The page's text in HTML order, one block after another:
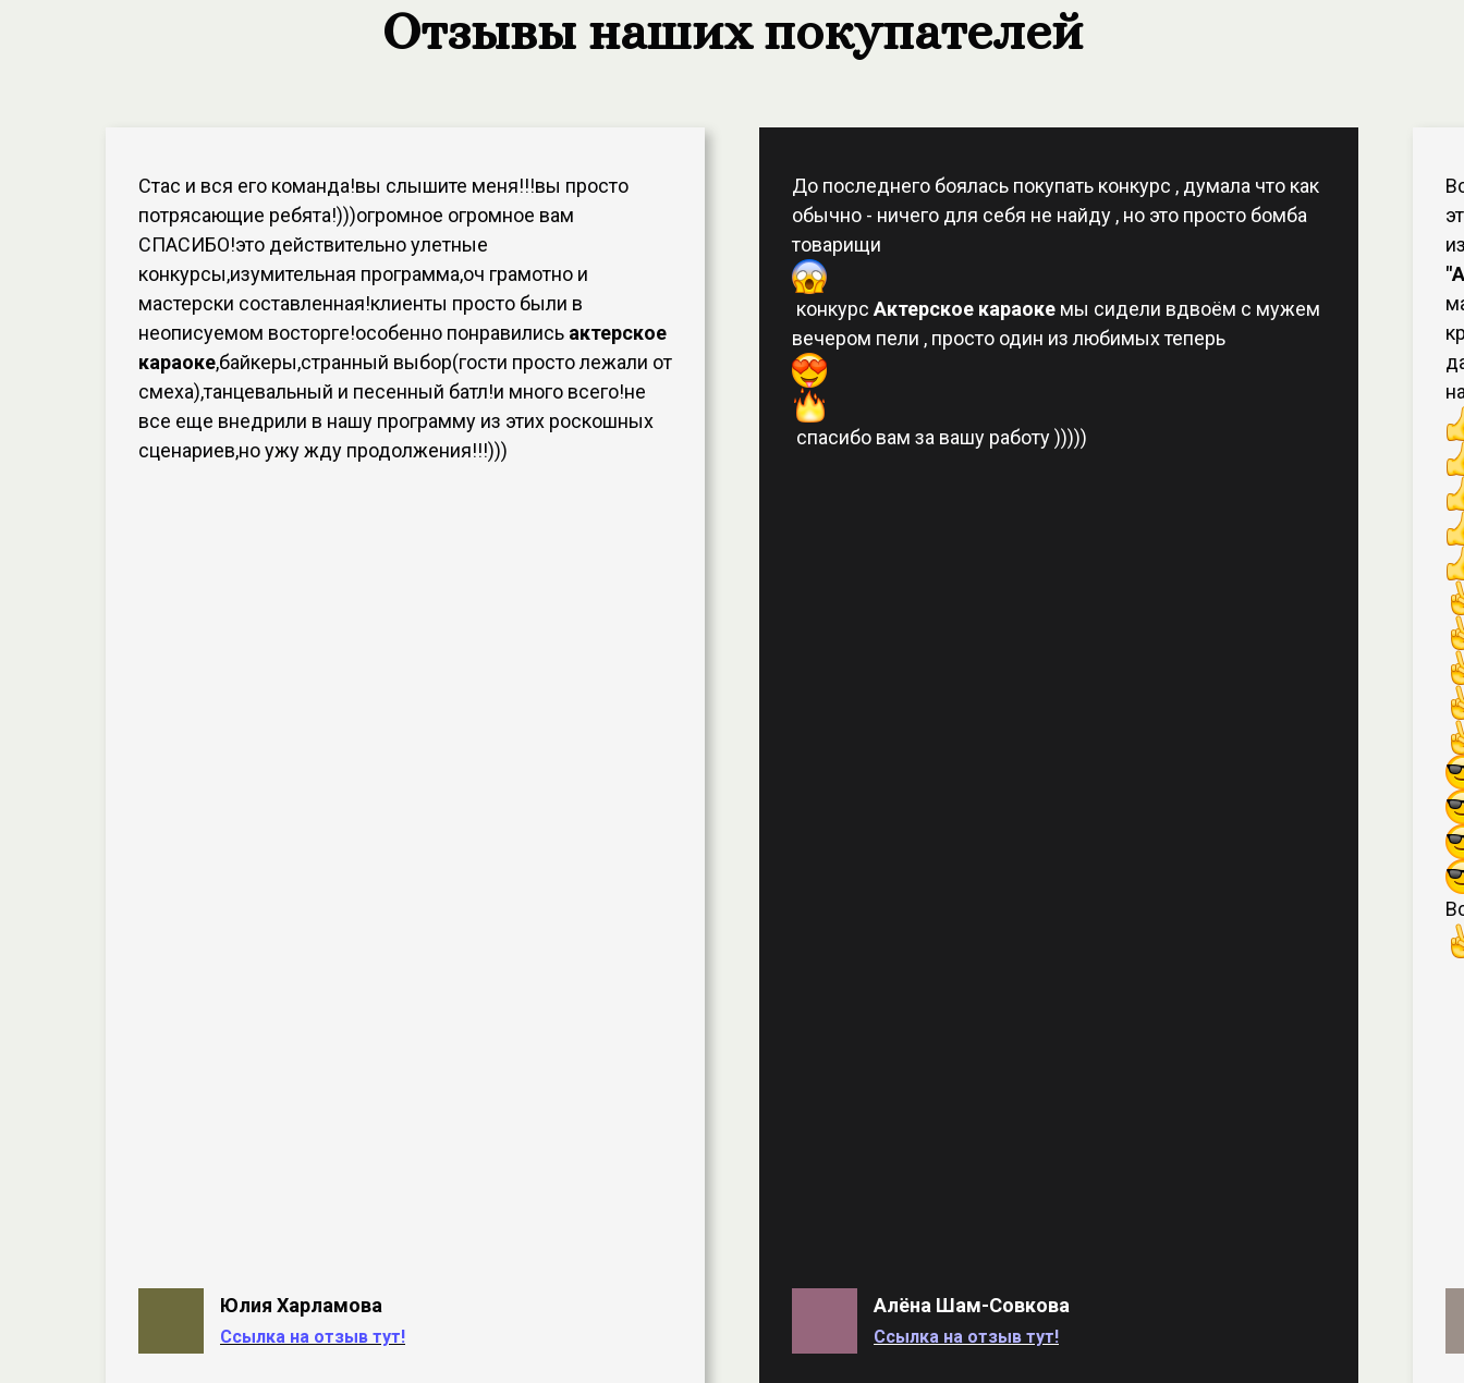
Отзывы наших покупателей
Стас и вся его команда!вы слышите меня!!!вы просто
потрясающие ребята!)))огромное огромное вам
СПАСИБО!это действительно улетные
конкурсы,изумительная программа,оч грамотно и
мастерски составленная!клиенты просто были в
неописуемом восторге!особенно понравились актерское
караоке,байкеры,странный выбор(гости просто лежали от
смеха),танцевальный и песенный батл!и много всего!не
все еще внедрили в нашу программу из этих роскошных
сценариев,но ужу жду продолжения!!!)))
Юлия Харламова
Ссылка на отзыв тут!
До последнего боялась покупать конкурс , думала что как
обычно - ничего для себя не найду , но это просто бомба
товарищи
конкурс Актерское караоке мы сидели вдвоём с мужем
вечером пели , просто один из любимых теперь
спасибо вам за вашу работу )))))
Алёна Шам-Совкова
Ссылка на отзыв тут!